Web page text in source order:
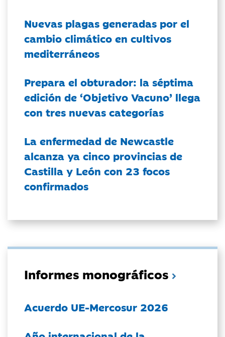
Nuevas plagas generadas por el
cambio climático en cultivos
mediterráneos
Prepara el obturador: la séptima
edición de ‘Objetivo Vacuno’ llega
con tres nuevas categorías
La enfermedad de Newcastle
alcanza ya cinco provincias de
Castilla y León con 23 focos
confirmados
Informes monográficos
Acuerdo UE-Mercosur 2026